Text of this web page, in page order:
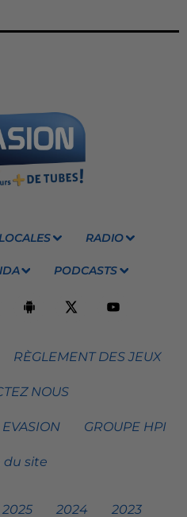
RADIO
PODCASTS
RÈGLEMENT DES JEUX
NOUS
GROUPE HPI
du site
2025 2024 2023